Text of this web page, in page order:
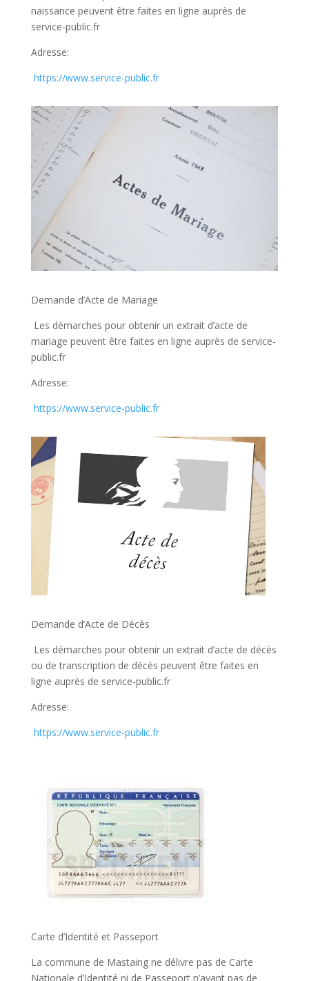
naissance peuvent être faites en ligne auprès de
service-public.fr
Adresse:
https://www.service-public.fr
Demande d’Acte de Mariage
Les démarches pour obtenir un extrait d’acte de
mariage peuvent être faites en ligne auprès de service-
public.fr
Adresse:
https://www.service-public.fr
Demande d’Acte de Décès
Les démarches pour obtenir un extrait d’acte de décès
ou de transcription de décès peuvent être faites en
ligne auprès de service-public.fr
Adresse:
https://www.service-public.fr
Carte d’Identité et Passeport
La commune de Mastaing ne délivre pas de Carte
Nationale d’Identité ni de Passeport n’ayant pas de